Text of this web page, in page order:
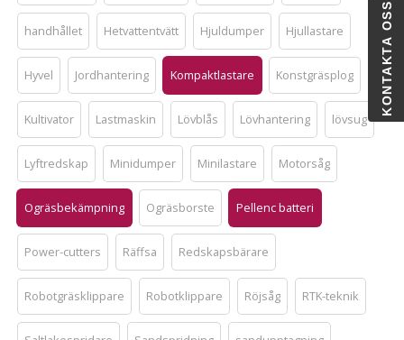
handhållet Hetvattentvätt Hjuldumper Hjullastare
Hyvel Jordhantering Kompaktlastare Konstgräsplog
Kultivator Lastmaskin Lövblås Lövhantering lövsug
Lyftredskap Minidumper Minilastare Motorsåg
Ogräsbekämpning Ogräsborste Pellenc batteri
Power-cutters Räffsa Redskapsbärare
Robotgräsklippare Robotklippare Röjsåg RTK-teknik
KONTAKTA OSS